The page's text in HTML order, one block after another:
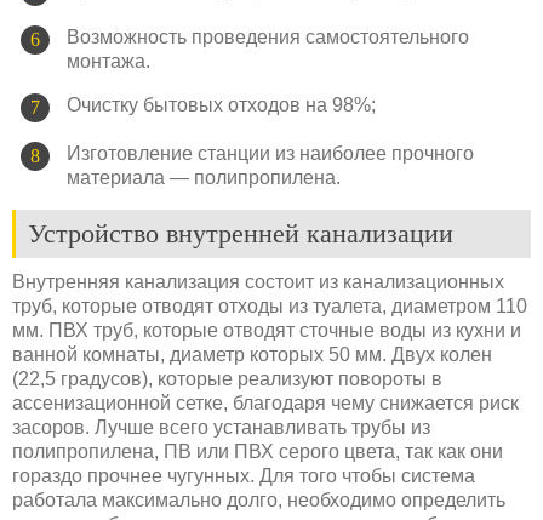
Возможность проведения самостоятельного
монтажа.
Очистку бытовых отходов на 98%;
Изготовление станции из наиболее прочного
материала — полипропилена.
Устройство внутренней канализации
Внутренняя канализация состоит из канализационных
труб, которые отводят отходы из туалета, диаметром 110
мм. ПВХ труб, которые отводят сточные воды из кухни и
ванной комнаты, диаметр которых 50 мм. Двух колен
(22,5 градусов), которые реализуют повороты в
ассенизационной сетке, благодаря чему снижается риск
засоров. Лучше всего устанавливать трубы из
полипропилена, ПВ или ПВХ серого цвета, так как они
гораздо прочнее чугунных. Для того чтобы система
работала максимально долго, необходимо определить